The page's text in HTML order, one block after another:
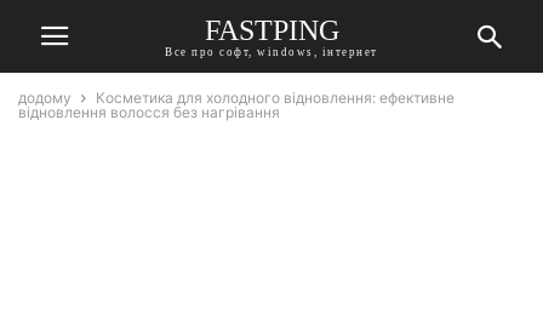
FASTPING
Все про софт, windows, інтернет
додому
Косметика для холодного відновлення: ефективне
відновлення волосся без нагрівання